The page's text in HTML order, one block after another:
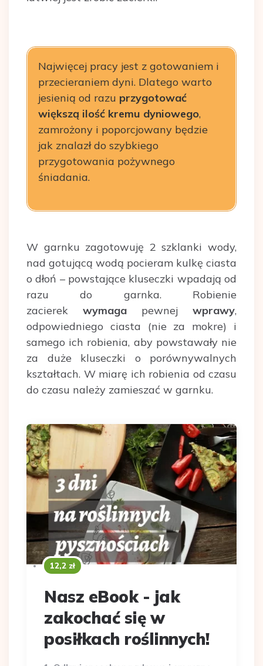
Najwięcej pracy jest z gotowaniem i
przecieraniem dyni. Dlatego warto
jesienią od razu przygotować
większą ilość kremu dyniowego,
zamrożony i poporcjowany będzie
jak znalazł do szybkiego
przygotowania pożywnego
śniadania.
W garnku zagotowuję 2 szklanki wody,
nad gotującą wodą pocieram kulkę ciasta
o dłoń – powstające kluseczki wpadają od
razu do garnka. Robienie
zacierek wymaga pewnej wprawy,
odpowiedniego ciasta (nie za mokre) i
samego ich robienia, aby powstawały nie
za duże kluseczki o porównywalnych
kształtach. W miarę ich robienia od czasu
do czasu należy zamieszać w garnku.
12,2 zł
Nasz eBook - jak
zakochać się w
posiłkach roślinnych!